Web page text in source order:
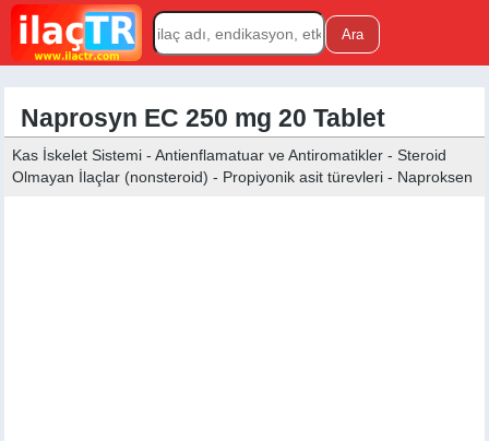
Naprosyn EC 250 mg 20 Tablet
Kas İskelet Sistemi - Antienflamatuar ve Antiromatikler - Steroid
Olmayan İlaçlar (nonsteroid) - Propiyonik asit türevleri - Naproksen